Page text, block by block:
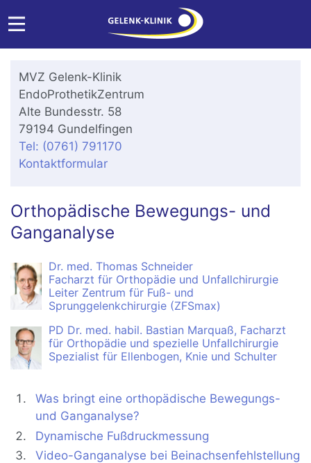
MVZ Gelenk-Klinik
EndoProthetikZentrum
Alte Bundesstr. 58
79194 Gundelfingen
Tel: (0761) 791170
Kontaktformular
Orthopädische Bewegungs- und
Ganganalyse
Dr. med. Thomas Schneider
Facharzt für Orthopädie und Unfallchirurgie
Leiter Zentrum für Fuß- und
Sprunggelenkchirurgie (ZFSmax)
PD Dr. med. habil. Bastian Marquaß, Facharzt
für Orthopädie und spezielle Unfallchirurgie
Spezialist für Ellenbogen, Knie und Schulter
Was bringt eine orthopädische Bewegungs-
und Ganganalyse?
Dynamische Fußdruckmessung
Video-Ganganalyse bei Beinachsenfehlstellung